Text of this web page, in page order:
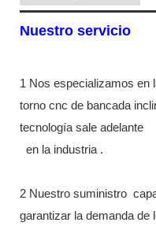
Nuestro servicio
1 Nos especializamos en
torno cnc de bancada
tecnología sale adelante
en la industria .
2 Nuestro suministro
garantizar la demanda de